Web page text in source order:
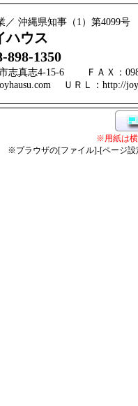
／ 沖縄県知事（1）第4099号
ハウス
898-1350
市志真志4-15-6 ＦＡＸ：
ＵＲＬ：http://
※用紙は
※プラウザの[ファイル]-[ページ設